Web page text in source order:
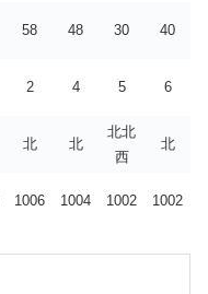
58 48 30 40
2 4 5 6
北 北
北北
西
北
1006 1004 1002 1002